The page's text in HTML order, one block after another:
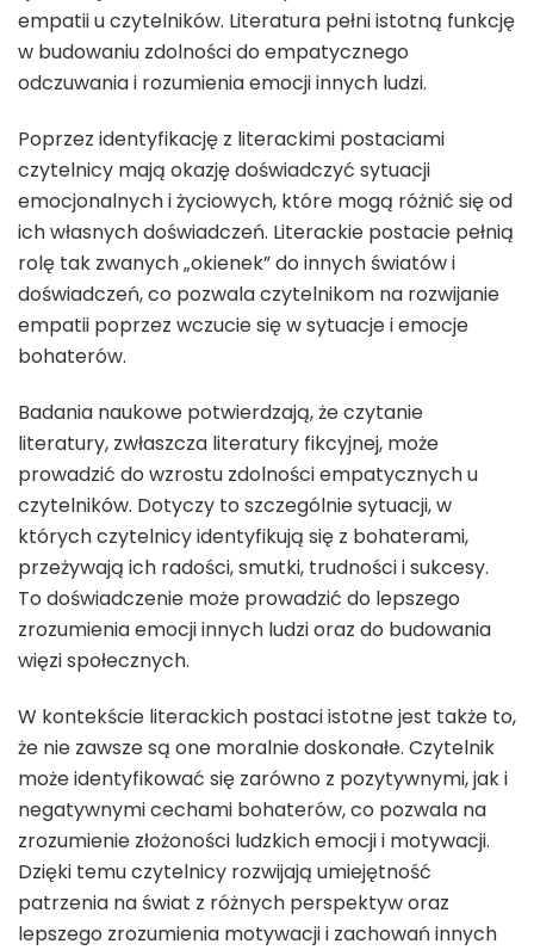
empatii u czytelników. Literatura pełni istotną funkcję
w budowaniu zdolności do empatycznego
odczuwania i rozumienia emocji innych ludzi.
Poprzez identyfikację z literackimi postaciami
czytelnicy mają okazję doświadczyć sytuacji
emocjonalnych i życiowych, które mogą różnić się od
ich własnych doświadczeń. Literackie postacie pełnią
rolę tak zwanych „okienek” do innych światów i
doświadczeń, co pozwala czytelnikom na rozwijanie
empatii poprzez wczucie się w sytuacje i emocje
bohaterów.
Badania naukowe potwierdzają, że czytanie
literatury, zwłaszcza literatury fikcyjnej, może
prowadzić do wzrostu zdolności empatycznych u
czytelników. Dotyczy to szczególnie sytuacji, w
których czytelnicy identyfikują się z bohaterami,
przeżywają ich radości, smutki, trudności i sukcesy.
To doświadczenie może prowadzić do lepszego
zrozumienia emocji innych ludzi oraz do budowania
więzi społecznych.
W kontekście literackich postaci istotne jest także to,
że nie zawsze są one moralnie doskonałe. Czytelnik
może identyfikować się zarówno z pozytywnymi, jak i
negatywnymi cechami bohaterów, co pozwala na
zrozumienie złożoności ludzkich emocji i motywacji.
Dzięki temu czytelnicy rozwijają umiejętność
patrzenia na świat z różnych perspektyw oraz
lepszego zrozumienia motywacji i zachowań innych